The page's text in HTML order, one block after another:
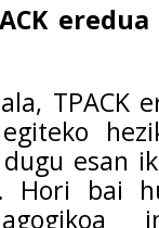
TPACK
esan
Hori bai